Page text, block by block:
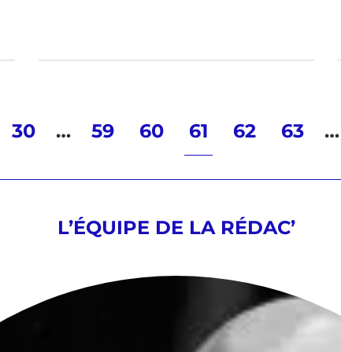
30 … 59 60 61 62 63 …
L’ÉQUIPE DE LA RÉDAC’